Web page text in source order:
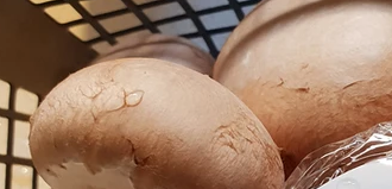
О МАСЛЕ ХОРОШЕМ И ПЛОХОМ (мои стать
О ПОЛЬЗЕ БУЛЬОНА Пироги Грибы